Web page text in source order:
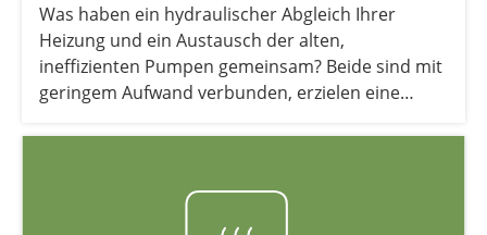
Was haben ein hydraulischer Abgleich Ihrer
Heizung und ein Austausch der alten,
ineffizienten Pumpen gemeinsam? Beide sind mit
geringem Aufwand verbunden, erzielen eine